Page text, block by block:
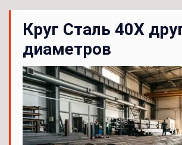
Круг Сталь 40Х
диаметров